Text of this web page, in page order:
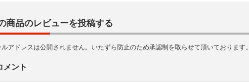
商品のレビューを投稿する
ルアドレスは公開されません。いたずら防止のため承認制を取らせて頂いております。
メント